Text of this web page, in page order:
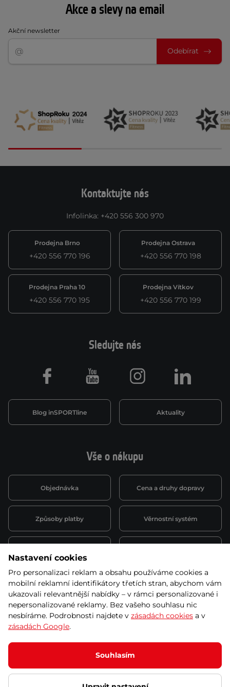
Akce a slevy na email
Akční newsletter
Odebírat
Kontaktujte nás
Infolinka: +420 556 300 970
Prodejna Brno
+420 556 770 196
Prodejna Ostrava
+420 556 770 198
Prodejna Praha 10
+420 556 770 195
Prodejna Vítkov
+420 556 770 199
Vše o nákupu
Objednávka Cena a druhy dopravy
Způsoby platby Věrnostní systém
Půjčovna
obchodní podmínky
Kariéra
Sledujte nás
Blog inSPORTline Aktuality
Facebook Youtube Instagram LinkedIn
© 2026 SEVEN SPORT s.r.o Všechna práva vyhrazena
Podle zákona o evidenci tržeb je prodávající povinen vystavit
kupujícímu účtenku.
Zároveň je povinen zaevidovat přijatou tržbu u správce daně online; v
případě technického výpadku pak nejpozději do 48 hodin.
Nastavení cookies
Pro personalizaci reklam a obsahu používáme cookies a
mobilní reklamní identifikátory třetích stran, abychom vám
ukazovali relevantnější nabídky – v rámci personalizované i
nepersonalizované reklamy. Bez vašeho souhlasu nic
nesbíráme. Podrobnosti najdete v zásadách cookies a v
zásadách Google.
Souhlasím